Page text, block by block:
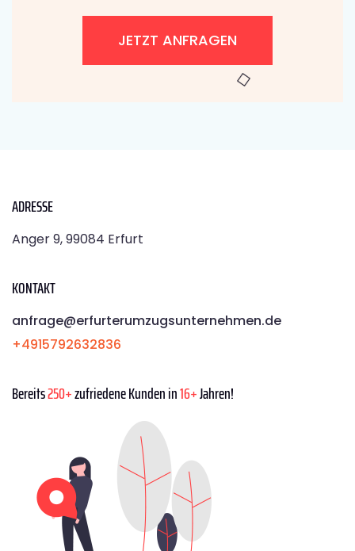
JETZT ANFRAGEN
ADRESSE
Anger 9, 99084 Erfurt
KONTAKT
anfrage@erfurterumzugsunternehmen.de
+4915792632836
Bereits250+zufriedene Kunden in16+Jahren!